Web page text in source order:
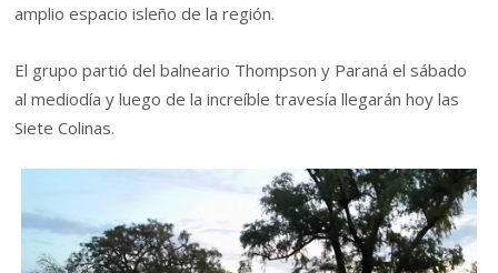
amplio espacio isleño de la región.
El grupo partió del balneario Thompson y Paraná el sábado
al mediodía y luego de la increíble travesía llegarán hoy las
Siete Colinas.